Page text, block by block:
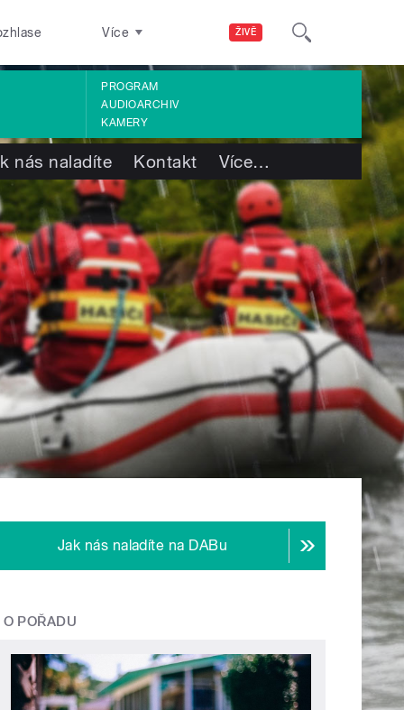
ŽIVĚ
Více
PROGRAM
AUDIOARCHIV
KAMERY
nás naladíte Kontakt Více…
Jak nás naladíte na DABu
O POŘADU